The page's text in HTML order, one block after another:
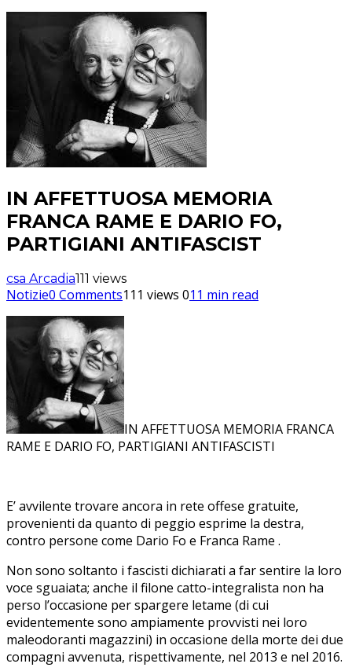
IN AFFETTUOSA MEMORIA
FRANCA RAME E DARIO FO,
PARTIGIANI ANTIFASCIST
csa Arcadia111 views
Notizie0 Comments111 views 011 min read
IN AFFETTUOSA MEMORIA FRANCA
RAME E DARIO FO, PARTIGIANI ANTIFASCISTI
E’ avvilente trovare ancora in rete offese gratuite,
provenienti da quanto di peggio esprime la destra,
contro persone come Dario Fo e Franca Rame .
Non sono soltanto i fascisti dichiarati a far sentire la loro
voce sguaiata; anche il filone catto-integralista non ha
perso l’occasione per spargere letame (di cui
evidentemente sono ampiamente provvisti nei loro
maleodoranti magazzini) in occasione della morte dei due
compagni avvenuta, rispettivamente, nel 2013 e nel 2016.